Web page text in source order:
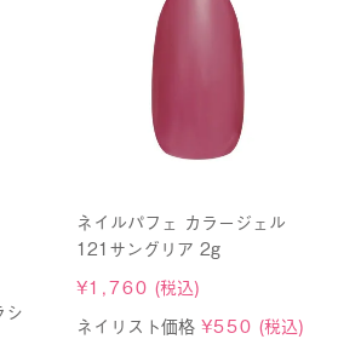
シ
ネイルパフェ カラージェル
121サングリア 2g
¥1,760 (税込)
ネイリスト価格 ¥550 (税込)